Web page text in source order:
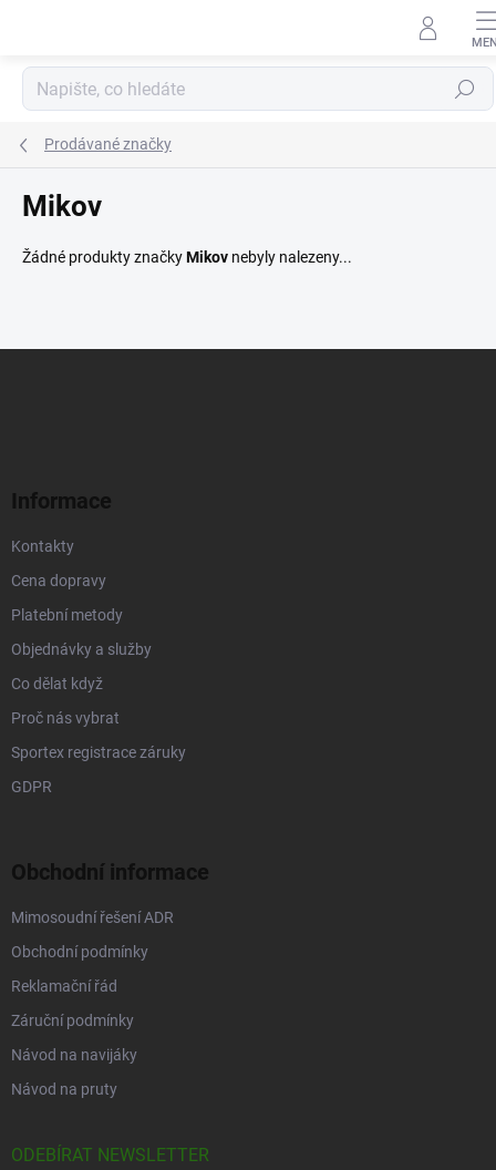
Hledat
Prodávané značky
Mikov
Žádné produkty značkyMikov nebyly nalezeny...
Informace
Kontakty
Cena dopravy
Platební metody
Objednávky a služby
Co dělat když
Proč nás vybrat
Sportex registrace záruky
GDPR
Obchodní informace
Mimosoudní řešení ADR
Obchodní podmínky
Reklamační řád
Záruční podmínky
Návod na navijáky
Návod na pruty
ODEBÍRAT NEWSLETTER